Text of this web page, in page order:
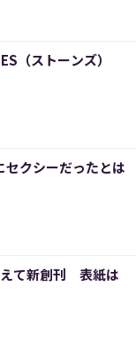
（ストーンズ）
セクシーだったとは
えて新創刊 表紙は